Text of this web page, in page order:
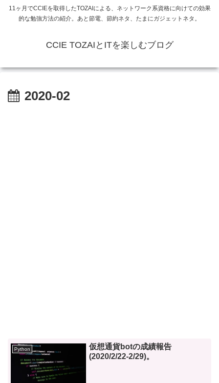
11ヶ月でCCIEを取得したTOZAIによる、ネットワーク系資格に向けての効果
的な勉強方法の紹介。あと節電、節約ネタ、たまにガジェットネタ。
CCIE TOZAIとITを楽しむブログ
2020-02
Python
仮想通貨botの成績報告
(2020/2/22-2/29)。